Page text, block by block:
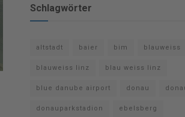
Schlagwörter
altstadt baier bim blauweiss
blauweiss linz blau weiss linz
blue danube airport donau
donauparkstadion ebelsberg